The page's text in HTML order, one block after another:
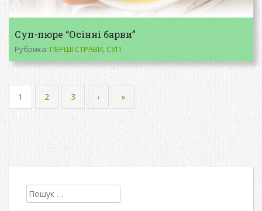
Суп-пюре “Осінні барви”
Рубрика: ПЕРШІ СТРАВИ, СУП
1 2 3 › »
Пошук: